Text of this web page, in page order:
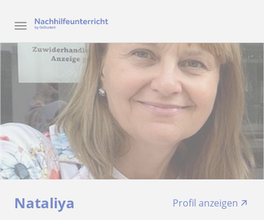
Nataliya
Profil anzeigen